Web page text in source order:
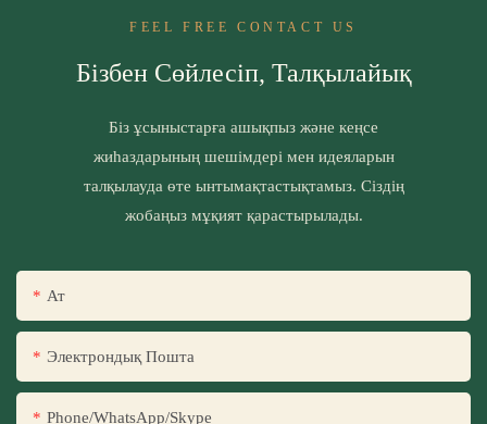
FEEL FREE CONTACT US
Бізбен Сөйлесіп, Талқылайық
Біз ұсыныстарға ашықпыз және кеңсе
жиһаздарының шешімдері мен идеяларын
талқылауда өте ынтымақтастықтамыз. Сіздің
жобаңыз мұқият қарастырылады.
Ат
Электрондық Пошта
Phone/WhatsApp/Skype